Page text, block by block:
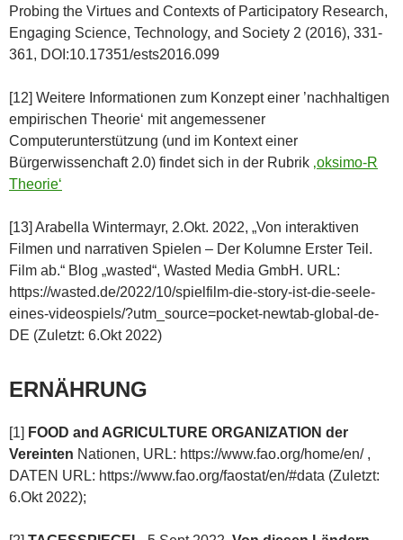
Probing the Virtues and Contexts of Participatory Research,
Engaging Science, Technology, and Society 2 (2016), 331-
361, DOI:10.17351/ests2016.099
[12] Weitere Informationen zum Konzept einer ’nachhaltigen
empirischen Theorie‘ mit angemessener
Computerunterstützung (und im Kontext einer
Bürgerwissenchaft 2.0) findet sich in der Rubrik ‚oksimo-R
Theorie‘
[13] Arabella Wintermayr, 2.Okt. 2022, „Von interaktiven
Filmen und narrativen Spielen – Der Kolumne Erster Teil.
Film ab.“ Blog „wasted“, Wasted Media GmbH. URL:
https://wasted.de/2022/10/spielfilm-die-story-ist-die-seele-
eines-videospiels/?utm_source=pocket-newtab-global-de-
DE (Zuletzt: 6.Okt 2022)
ERNÄHRUNG
[1] FOOD and AGRICULTURE ORGANIZATION der
Vereinten Nationen, URL: https://www.fao.org/home/en/ ,
DATEN URL: https://www.fao.org/faostat/en/#data (Zuletzt:
6.Okt 2022);